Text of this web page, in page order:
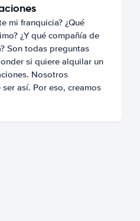
mi franquicia? ¿Qué
¿Y qué compañía de
Son todas preguntas
si quiere alquilar un
Nosotros
así. Por eso, creamos